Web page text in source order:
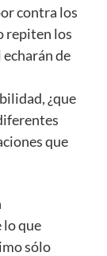
contra los
repiten los
de
¿que
que
lo que
sólo